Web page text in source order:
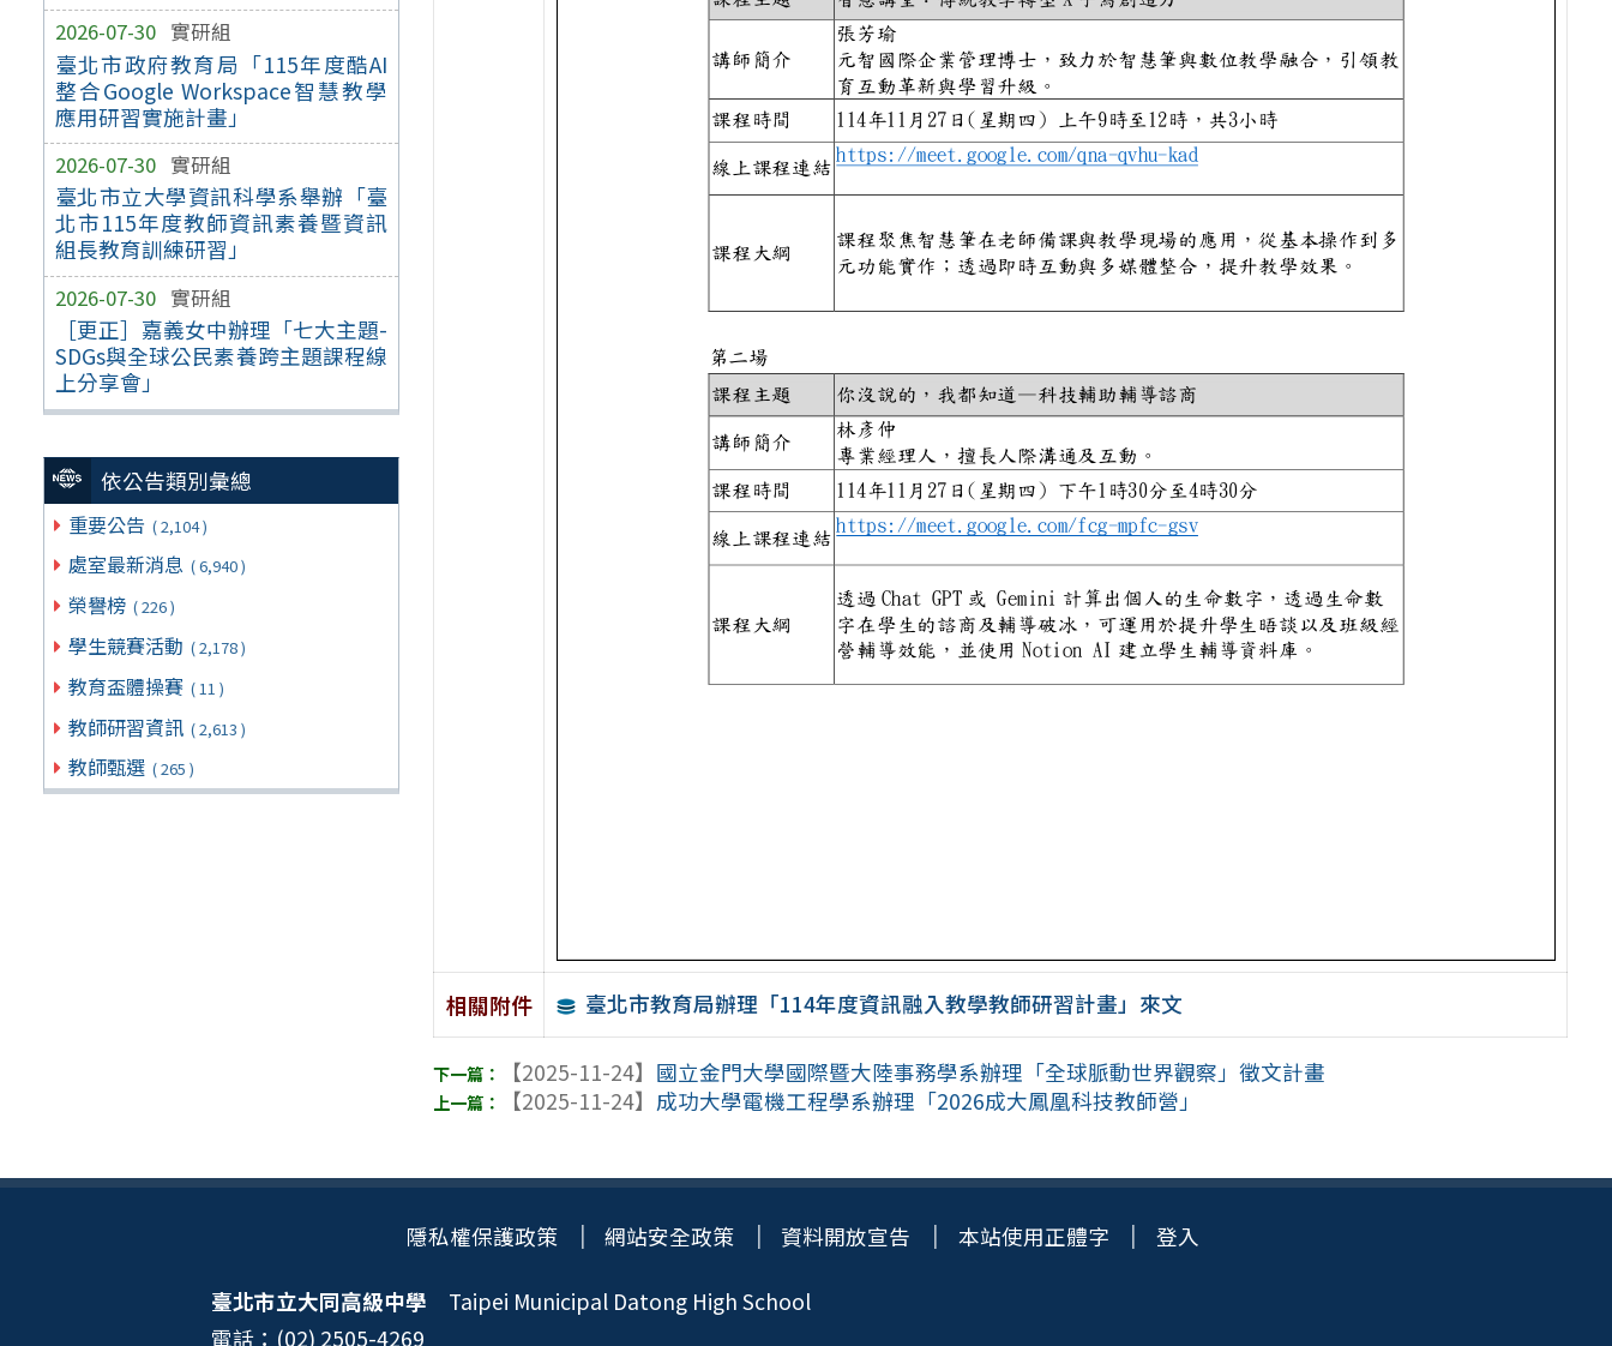
2026-07-30 實研組
臺北市政府教育局「115年度酷AI
整合Google Workspace智慧教學
應用研習實施計畫」
2026-07-30 實研組
臺北市立大學資訊科學系舉辦「臺
北市115年度教師資訊素養暨資訊
組長教育訓練研習」
2026-07-30 實研組
［更正］嘉義女中辦理「七大主題-
SDGs與全球公民素養跨主題課程線
上分享會」
依公告類別彙總
重要公告 ( 2,104 )
處室最新消息 ( 6,940 )
榮譽榜 ( 226 )
學生競賽活動 ( 2,178 )
教育盃體操賽 ( 11 )
教師研習資訊 ( 2,613 )
教師甄選 ( 265 )
相關附件 臺北市教育局辦理「114年度資訊融入教學教師研習計畫」來文
【2025-11-24】 國立金門大學國際暨大陸事務學系辦理「全球脈動世界觀察」徵文計畫
【2025-11-24】 成功大學電機工程學系辦理「2026成大鳳凰科技教師營」
隱私權保護政策 網站安全政策 資料開放宣告 本站使用正體字 登入
臺北市立大同高級中學 Taipei Municipal Datong High School
電話：(02) 2505-4269